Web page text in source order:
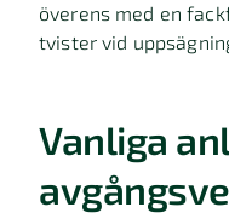
överens med en
tvister vid
Vanliga